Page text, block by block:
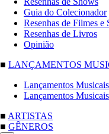
Guia do Colecionador
Resenhas de Filmes e
Resenhas de Livros
Opinião
■ LANÇAMENTOS
Lançamentos
Lançamentos
■ ARTISTAS
■ GÊNEROS